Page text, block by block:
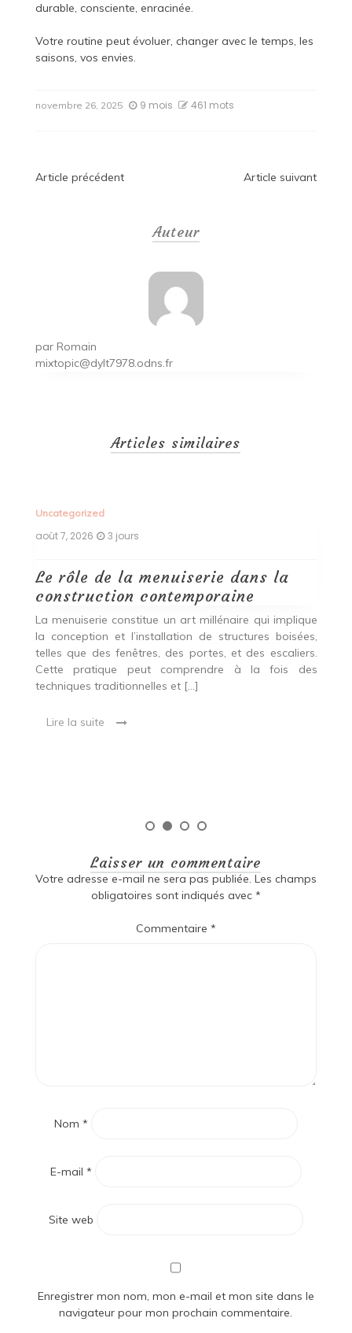
durable, consciente, enracinée.
Votre routine peut évoluer, changer avec le temps, les
saisons, vos envies.
novembre 26, 2025 9 mois 461 mots
Navigation
Article précédent Article suivant
Auteur
par Romain
mixtopic@dylt7978.odns.fr
Articles similaires
Uncategorized
août 7, 2026 3 jours
Le rôle de la menuiserie dans la
construction contemporaine
La menuiserie constitue un art millénaire qui implique
la conception et l’installation de structures boisées,
telles que des fenêtres, des portes, et des escaliers.
Cette pratique peut comprendre à la fois des
techniques traditionnelles et […]
Lire la suite
Laisser un commentaire
Votre adresse e-mail ne sera pas publiée. Les champs
obligatoires sont indiqués avec *
Commentaire *
Nom *
E-mail *
Site web
Enregistrer mon nom, mon e-mail et mon site dans le
navigateur pour mon prochain commentaire.